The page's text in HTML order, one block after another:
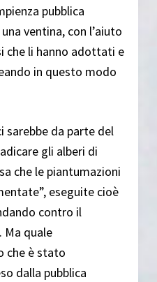
pubblica
ventina, con l’aiuto
che li hanno adottati e
in questo modo
sarebbe da parte del
gli alberi di
che le piantumazioni
eseguite cioè
contro il
Ma quale
che è stato
dalla pubblica